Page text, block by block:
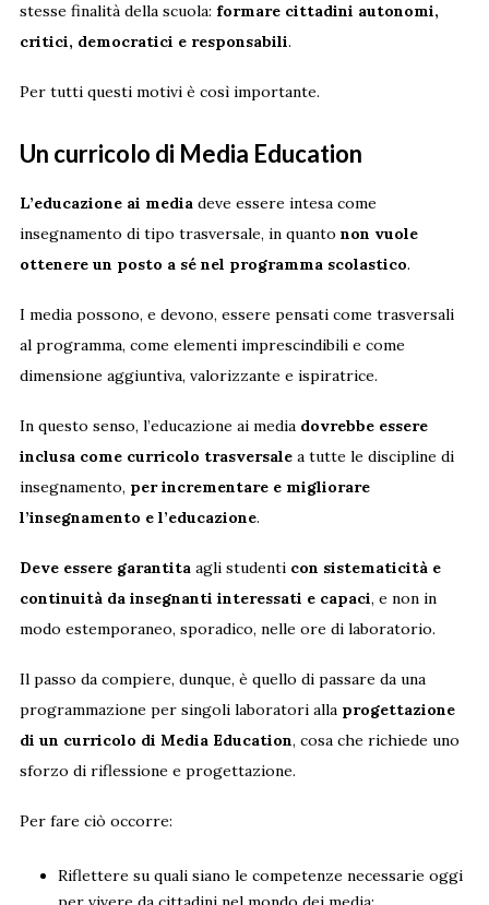
stesse finalità della scuola: formare cittadini autonomi,
critici, democratici e responsabili.
Per tutti questi motivi è così importante.
Un curricolo di Media Education
L’educazione ai mediadeve essere intesa come
insegnamento di tipo trasversale, in quanto non vuole
ottenere un posto a sé nel programma scolastico.
I media possono, e devono, essere pensati come trasversali
al programma, come elementi imprescindibili e come
dimensione aggiuntiva, valorizzante e ispiratrice.
In questo senso, l’educazione ai media dovrebbe essere
inclusa come curricolo trasversalea tutte le discipline di
insegnamento, per incrementare e migliorare
l’insegnamento e l’educazione.
Deve essere garantitaagli studenti con sistematicità e
continuità da insegnanti interessati e capaci, e non in
modo estemporaneo, sporadico, nelle ore di laboratorio.
Il passo da compiere, dunque, è quello di passare da una
programmazione per singoli laboratori alla progettazione
di un curricolo di Media Education, cosa che richiede uno
sforzo di riflessione e progettazione.
Per fare ciò occorre:
Riflettere su quali siano le competenze necessarie oggi